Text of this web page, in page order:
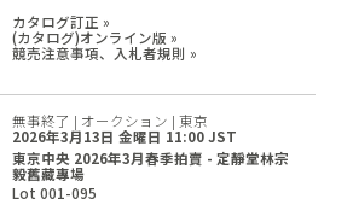
カタログ訂正 »
(カタログ)オンライン版 »
競売注意事項、入札者規則 »
無事終了 | オークション | 東京
2026年3月13日 金曜日 11:00 JST
東京中央 2026年3月春季拍賣 - 定靜堂林宗
毅舊藏專場
Lot 001-095